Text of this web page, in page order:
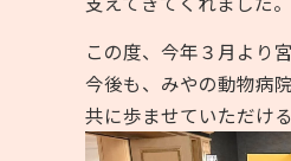
この度、今年３月より
今後も、みやの動物病
共に歩ませていただけ